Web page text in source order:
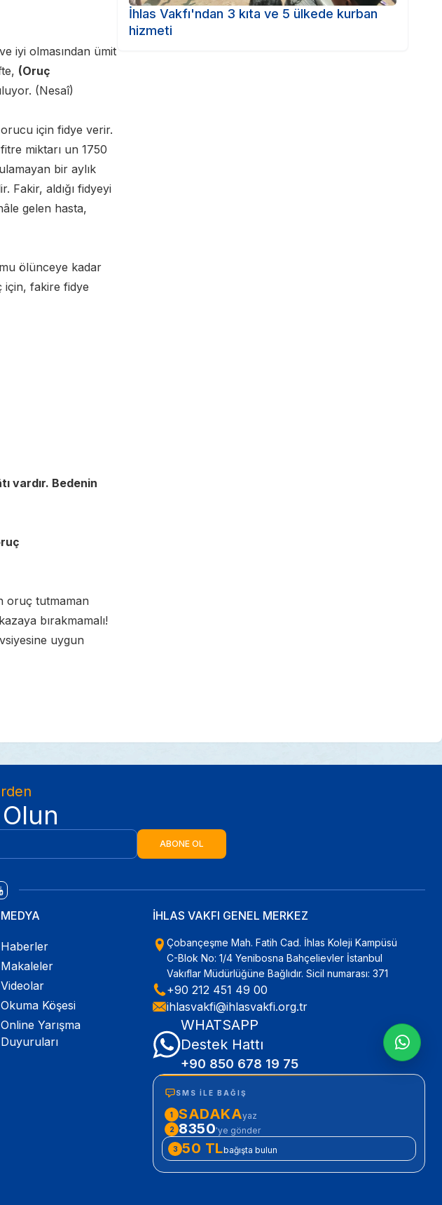
iyi olmasından ümit
(Oruç
(Nesaî)
için fidye verir.
miktarı un 1750
bir aylık
Fakir, aldığı fidyeyi
gelen hasta,
ölünceye kadar
için, fakire fidye
vardır. Bedenin
oruç tutmaman
bırakmamalı!
uygun
İhlas Vakfı'ndan 3 kıta ve 5 ülkede kurban
hizmeti
ABONE OL
MEDYA
Haberler
Makaleler
Videolar
Okuma Köşesi
Online Yarışma
Duyuruları
İHLAS VAKFI GENEL MERKEZ
Çobançeşme Mah. Fatih Cad. İhlas Koleji Kampüsü
C-Blok No: 1/4 Yenibosna Bahçelievler İstanbul
Vakıflar Müdürlüğüne Bağlıdır. Sicil numarası: 371
+90 212 451 49 00
ihlasvakfi@ihlasvakfi.org.tr
WHATSAPP
Destek Hattı
+90 850 678 19 75
SMS ILE BAĞIŞ
1 SADAKAyaz
2 8350'ye gönder
3 50 TLbağışta bulun